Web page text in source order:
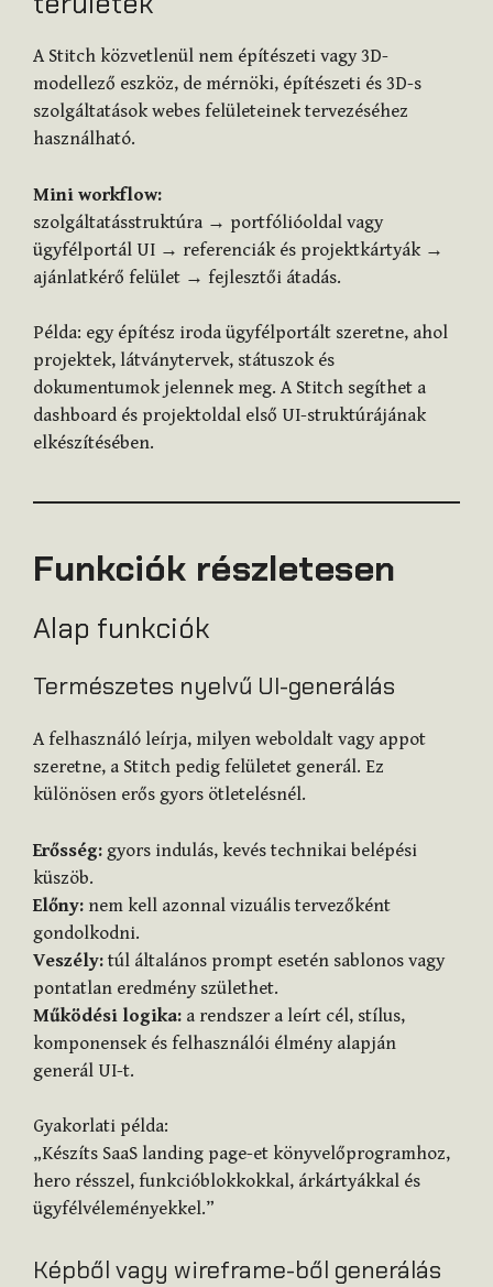
A Stitch közvetlenül nem építészeti vagy 3D-
modellező eszköz, de mérnöki, építészeti és 3D-s
szolgáltatások webes felületeinek tervezéséhez
használható.
Mini workflow:
szolgáltatásstruktúra → portfólióoldal vagy
ügyfélportál UI → referenciák és projektkártyák →
ajánlatkérő felület → fejlesztői átadás.
Példa: egy építész iroda ügyfélportált szeretne, ahol
projektek, látványtervek, státuszok és
dokumentumok jelennek meg. A Stitch segíthet a
dashboard és projektoldal első UI-struktúrájának
elkészítésében.
Funkciók részletesen
Alap funkciók
Természetes nyelvű UI-generálás
A felhasználó leírja, milyen weboldalt vagy appot
szeretne, a Stitch pedig felületet generál. Ez
különösen erős gyors ötletelésnél.
Erősség: gyors indulás, kevés technikai belépési
küszöb.
Előny: nem kell azonnal vizuális tervezőként
gondolkodni.
Veszély: túl általános prompt esetén sablonos vagy
pontatlan eredmény születhet.
Működési logika: a rendszer a leírt cél, stílus,
komponensek és felhasználói élmény alapján
generál UI-t.
Gyakorlati példa:
„Készíts SaaS landing page-et könyvelőprogramhoz,
hero résszel, funkcióblokkokkal, árkártyákkal és
ügyfélvéleményekkel.”
Képből vagy wireframe-ből generálás